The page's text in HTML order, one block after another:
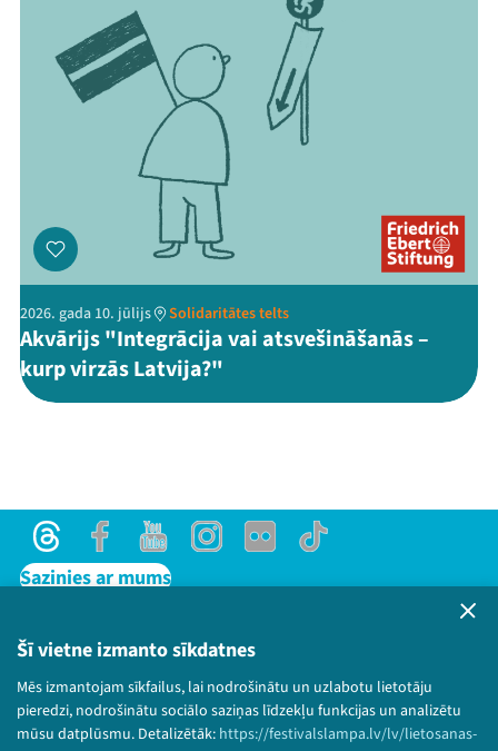
Šī vietne izmanto sīkdatnes
Mēs izmantojam sīkfailus, lai nodrošinātu un uzlabotu lietotāju
pieredzi, nodrošinātu sociālo saziņas līdzekļu funkcijas un analizētu
mūsu datplūsmu. Detalizētāk: https://festivalslampa.lv/lv/lietosanas-
2026. gada 10. jūlijs Solidaritātes telts
Akvārijs "Integrācija vai atsvešināšanās –
kurp virzās Latvija?"
ThreadsFacebookYoutubeInstagram
Flick TikTok
Sazinies ar mums
Lietošanas noteikumi un sīkdatņu politika
Bērnu aizsardzības politika
© 2026 Sarunu festivāls LAMPA Visas tiesības
paturētas.